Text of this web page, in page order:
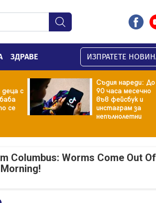
ЗДРАВЕ ИЗПРАТЕТЕ
с
се
Съдия нареди: До
90 часа месечно
във фейсбук и
инстаграм за
непълнолетни
Columbus: Worms Come Out Of